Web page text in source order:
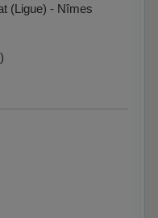
(Ligue) - Nîmes